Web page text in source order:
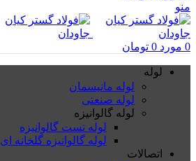
منو
0 مورد 0 تومان
لوله
لوله مانیسمان
لوله صنعتی
لوله گالوانیزه
لوله تست گالوانیزه
لوله گالوانیزه گلخانه ای
اتصالات